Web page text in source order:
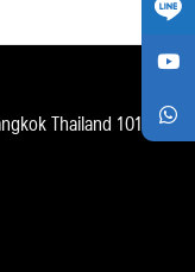
Thailand 10160